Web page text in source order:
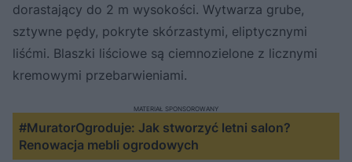
dorastający do 2 m wysokości. Wytwarza grube,
sztywne pędy, pokryte skórzastymi, eliptycznymi
liśćmi. Blaszki liściowe są ciemnozielone z licznymi
kremowymi przebarwieniami.
#MuratorOgroduje: Jak stworzyć letni salon?
Renowacja mebli ogrodowych
MATERIAŁ SPONSOROWANY